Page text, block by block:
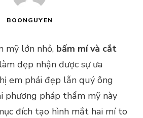
BOONGUYEN
mỹ lớn nhỏ, bấm mí và cắt
đẹp nhận được sự ưa
em phái đẹp lẫn quý ông
phương pháp thẩm mỹ này
đích tạo hình mắt hai mí to